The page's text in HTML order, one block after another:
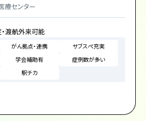
センター
渡航外来可能
がん拠点・連携
サブスぺ充実
学会補助有
症例数が多い
駅チカ